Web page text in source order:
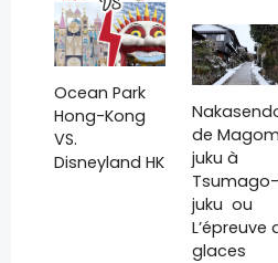
Ocean Park
Hong-Kong
VS.
Disneyland HK
de
juku à
Tsumago-
juku ou
L’épreuve
glaces